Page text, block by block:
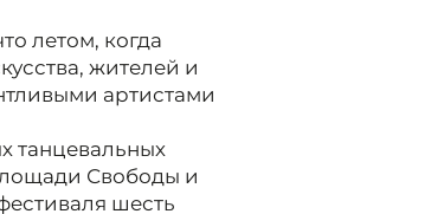
летом, когда
жителей и
артистами
танцевальных
Свободы и
шесть